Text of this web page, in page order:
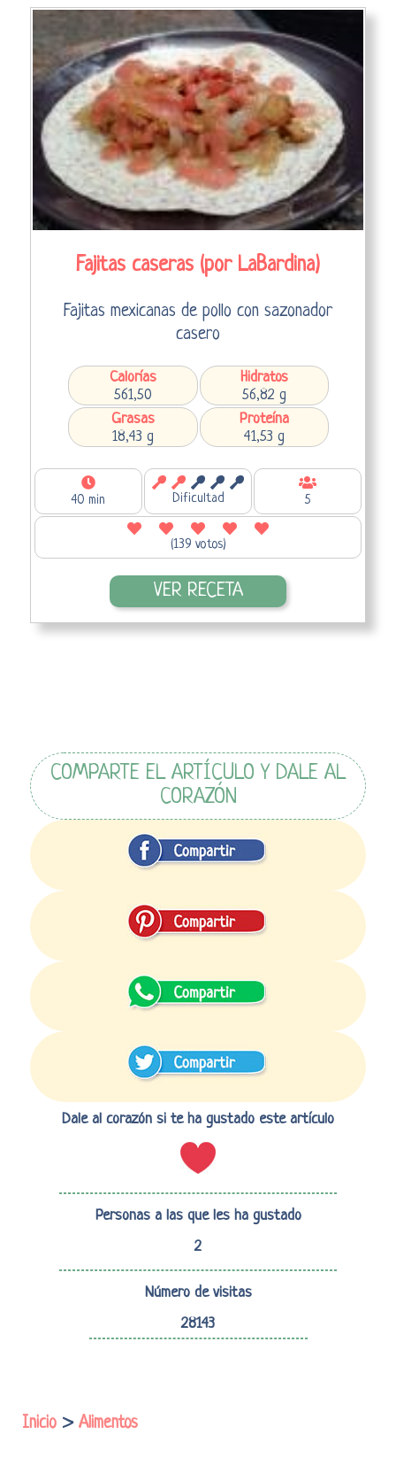
Fajitas caseras (por LaBardina)
Fajitas mexicanas de pollo con sazonador
casero
Calorías
561,50
Hidratos
56,82 g
Grasas
18,43 g
Proteína
41,53 g
40 min Dificultad 5
(139 votos)
VER RECETA
COMPARTE EL ARTÍCULO Y DALE AL
CORAZÓN
Dale al corazón si te ha gustado este artículo
Personas a las que les ha gustado
2
Número de visitas
28143
Inicio > Alimentos